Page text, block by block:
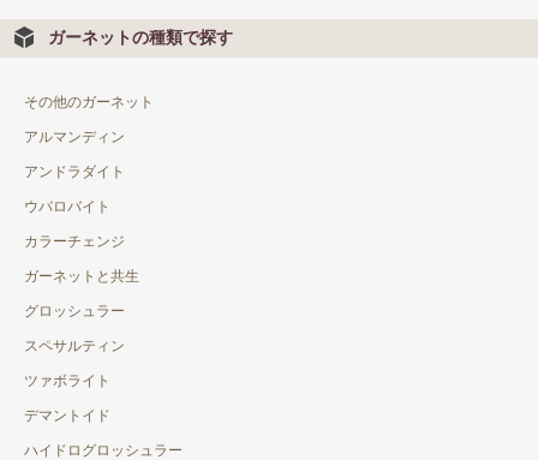
イラン
オーストリア
カザフスタン
ギリシャ
ケニア
スロバキア
ガーネットの種類で探す
その他のガーネット
アルマンディン
アンドラダイト
ウバロバイト
カラーチェンジ
ガーネットと共生
グロッシュラー
スペサルティン
ツァボライト
デマントイド
ハイドログロッシュラー